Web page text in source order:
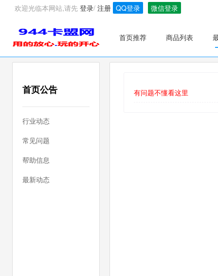
欢迎光临本网站,请先 登录/ 注册 QQ登录 微信登录
首页推荐 商品列表
首页公告
行业动态
常见问题
帮助信息
最新动态
有问题不懂看这里